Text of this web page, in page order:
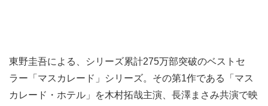
東野圭吾による、シリーズ累計275万部突破のベストセ
ラー「マスカレード」シリーズ。その第1作である「マス
カレード・ホテル」を木村拓哉主演、長澤まさみ共演で映